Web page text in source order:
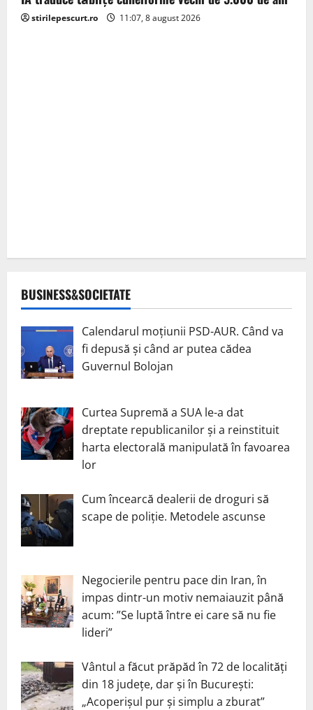
stirilepescurt.ro 11:07, 8 august 2026
BUSINESS&SOCIETATE
Calendarul moțiunii PSD-AUR. Când va
fi depusă și când ar putea cădea
Guvernul Bolojan
Curtea Supremă a SUA le-a dat
dreptate republicanilor și a reinstituit
harta electorală manipulată în favoarea
lor
Cum încearcă dealerii de droguri să
scape de poliție. Metodele ascunse
Negocierile pentru pace din Iran, în
impas dintr-un motiv nemaiauzit până
acum: ”Se luptă între ei care să nu fie
lideri”
Vântul a făcut prăpăd în 72 de localități
din 18 județe, dar și în București:
„Acoperișul pur și simplu a zburat”